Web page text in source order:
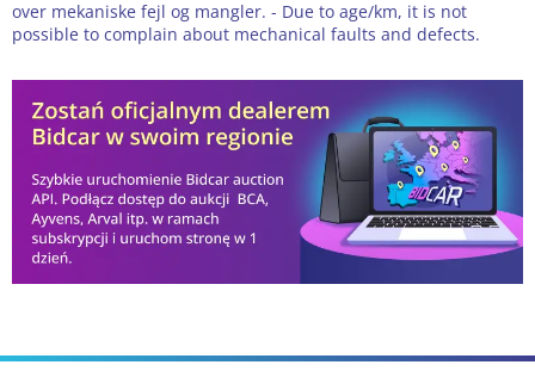
over mekaniske fejl og mangler. - Due to age/km, it is not
possible to complain about mechanical faults and defects.